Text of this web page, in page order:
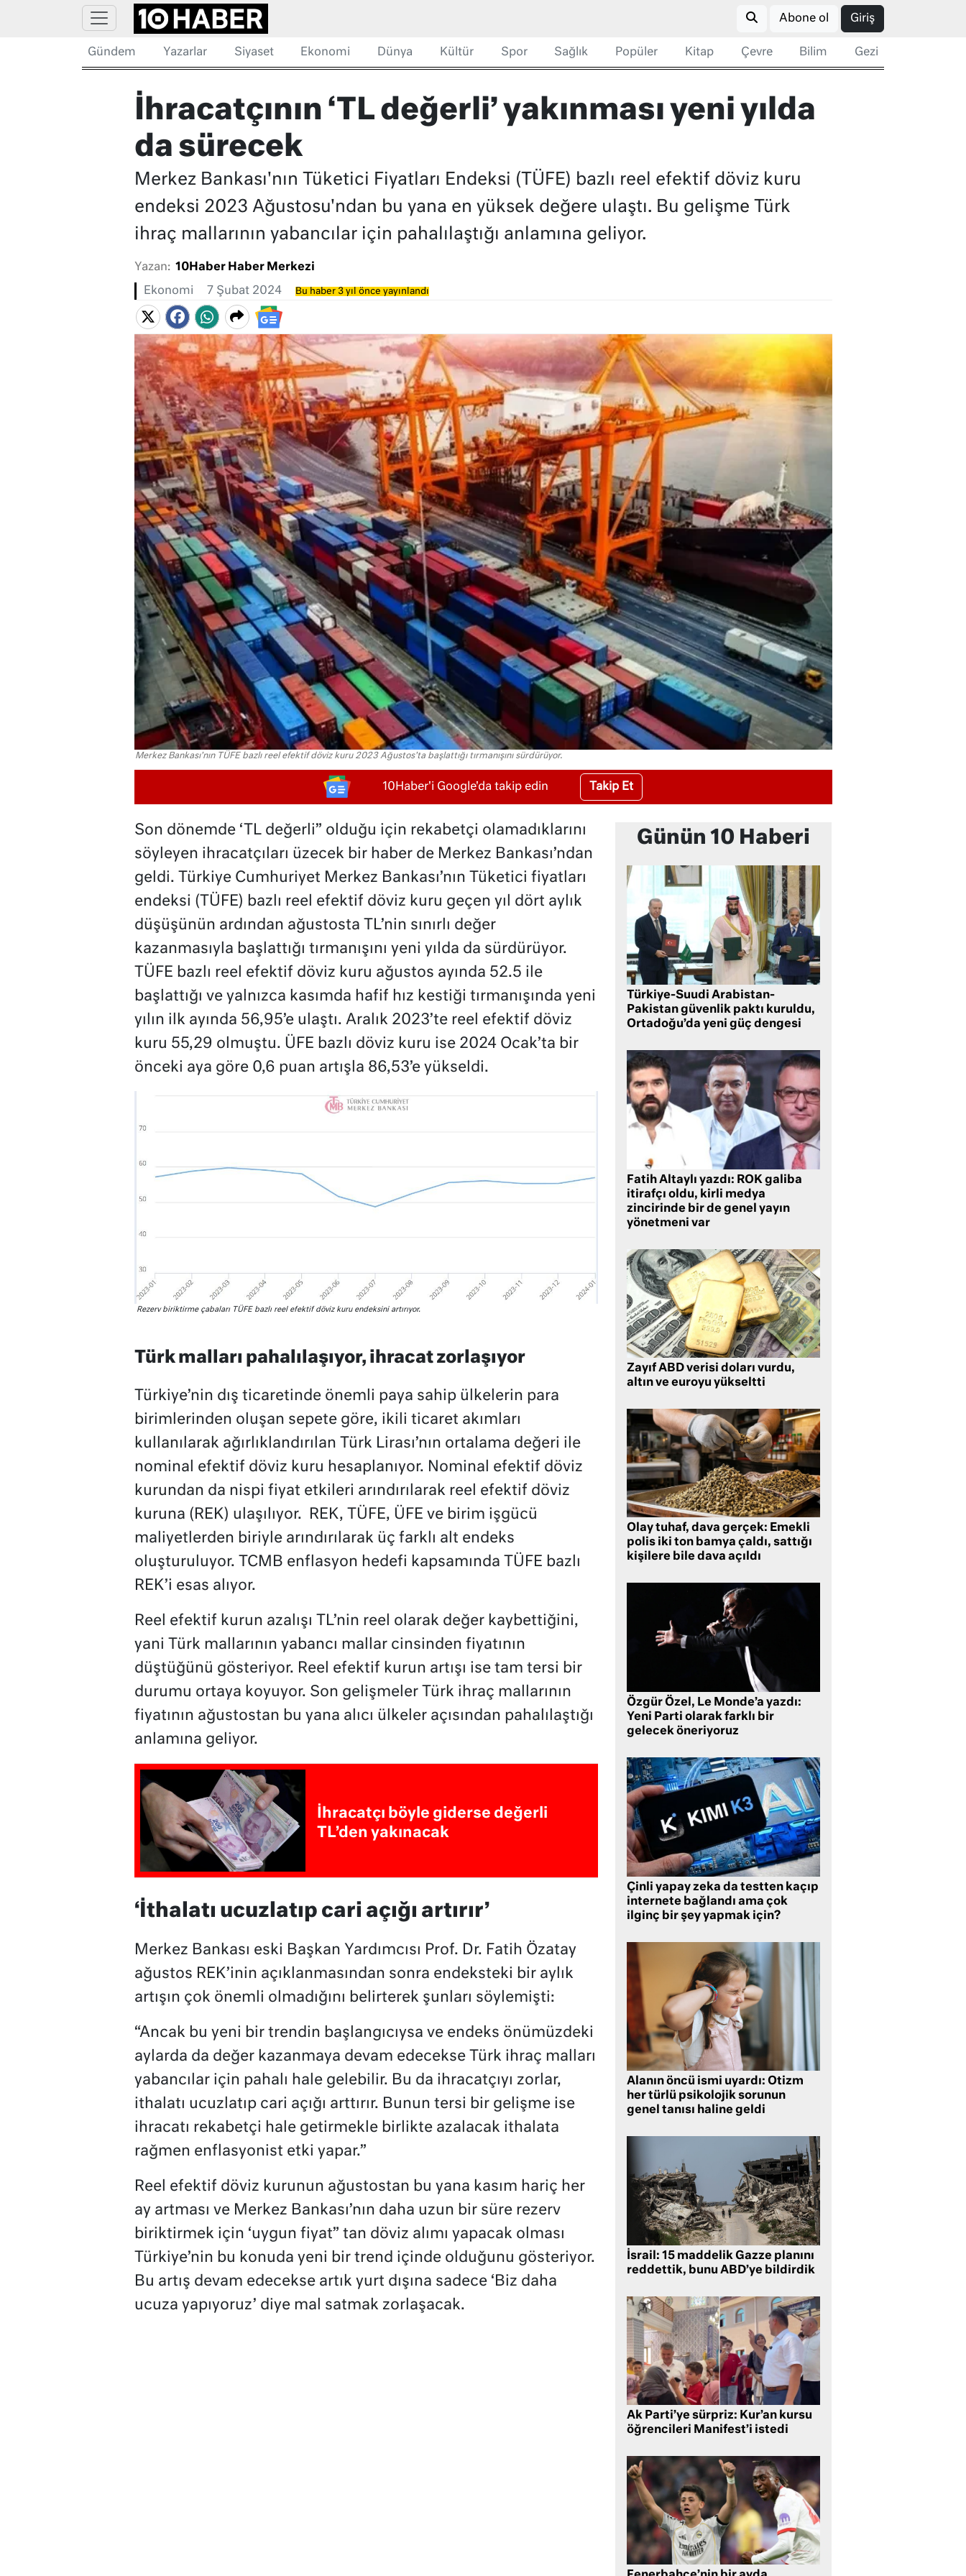
Abone ol Giriş
Gündem Yazarlar Siyaset Ekonomi Dünya Kültür Spor Sağlık Popüler Kitap Çevre Bilim Gezi
İhracatçının ‘TL değerli’ yakınması yeni yılda
da sürecek
Merkez Bankası'nın Tüketici Fiyatları Endeksi (TÜFE) bazlı reel efektif döviz kuru
endeksi 2023 Ağustosu'ndan bu yana en yüksek değere ulaştı. Bu gelişme Türk
ihraç mallarının yabancılar için pahalılaştığı anlamına geliyor.
Yazan: 10Haber Haber Merkezi
Ekonomi 7 Şubat 2024 Bu haber 3 yıl önce yayınlandı
Merkez Bankası'nın TÜFE bazlı reel efektif döviz kuru 2023 Ağustos'ta başlattığı tırmanışını sürdürüyor.
10Haber'i Google'da takip edin Takip Et
Son dönemde ‘TL değerli” olduğu için rekabetçi olamadıklarını
söyleyen ihracatçıları üzecek bir haber de Merkez Bankası’ndan
geldi. Türkiye Cumhuriyet Merkez Bankası’nın Tüketici fiyatları
endeksi (TÜFE) bazlı reel efektif döviz kuru geçen yıl dört aylık
düşüşünün ardından ağustosta TL’nin sınırlı değer
kazanmasıyla başlattığı tırmanışını yeni yılda da sürdürüyor.
TÜFE bazlı reel efektif döviz kuru ağustos ayında 52.5 ile
başlattığı ve yalnızca kasımda hafif hız kestiği tırmanışında yeni
yılın ilk ayında 56,95’e ulaştı. Aralık 2023’te reel efektif döviz
kuru 55,29 olmuştu. ÜFE bazlı döviz kuru ise 2024 Ocak’ta bir
önceki aya göre 0,6 puan artışla 86,53’e yükseldi.
Rezerv biriktirme çabaları TÜFE bazlı reel efektif döviz kuru endeksini artırıyor.
Türk malları pahalılaşıyor, ihracat zorlaşıyor
Türkiye’nin dış ticaretinde önemli paya sahip ülkelerin para
birimlerinden oluşan sepete göre, ikili ticaret akımları
kullanılarak ağırlıklandırılan Türk Lirası’nın ortalama değeri ile
nominal efektif döviz kuru hesaplanıyor. Nominal efektif döviz
kurundan da nispi fiyat etkileri arındırılarak reel efektif döviz
kuruna (REK) ulaşılıyor. REK, TÜFE, ÜFE ve birim işgücü
maliyetlerden biriyle arındırılarak üç farklı alt endeks
oluşturuluyor. TCMB enflasyon hedefi kapsamında TÜFE bazlı
REK’i esas alıyor.
Reel efektif kurun azalışı TL’nin reel olarak değer kaybettiğini,
yani Türk mallarının yabancı mallar cinsinden fiyatının
düştüğünü gösteriyor. Reel efektif kurun artışı ise tam tersi bir
durumu ortaya koyuyor. Son gelişmeler Türk ihraç mallarının
fiyatının ağustostan bu yana alıcı ülkeler açısından pahalılaştığı
anlamına geliyor.
İhracatçı böyle giderse değerli
TL’den yakınacak
‘İthalatı ucuzlatıp cari açığı artırır’
Merkez Bankası eski Başkan Yardımcısı Prof. Dr. Fatih Özatay
ağustos REK’inin açıklanmasından sonra endeksteki bir aylık
artışın çok önemli olmadığını belirterek şunları söylemişti:
“Ancak bu yeni bir trendin başlangıcıysa ve endeks önümüzdeki
aylarda da değer kazanmaya devam edecekse Türk ihraç malları
yabancılar için pahalı hale gelebilir. Bu da ihracatçıyı zorlar,
ithalatı ucuzlatıp cari açığı arttırır. Bunun tersi bir gelişme ise
ihracatı rekabetçi hale getirmekle birlikte azalacak ithalata
rağmen enflasyonist etki yapar.”
Reel efektif döviz kurunun ağustostan bu yana kasım hariç her
ay artması ve Merkez Bankası’nın daha uzun bir süre rezerv
biriktirmek için ‘uygun fiyat” tan döviz alımı yapacak olması
Türkiye’nin bu konuda yeni bir trend içinde olduğunu gösteriyor.
Bu artış devam edecekse artık yurt dışına sadece ‘Biz daha
ucuza yapıyoruz’ diye mal satmak zorlaşacak.
Günün 10 Haberi
Türkiye-Suudi Arabistan-
Pakistan güvenlik paktı kuruldu,
Ortadoğu’da yeni güç dengesi
Fatih Altaylı yazdı: ROK galiba
itirafçı oldu, kirli medya
zincirinde bir de genel yayın
yönetmeni var
Zayıf ABD verisi doları vurdu,
altın ve euroyu yükseltti
Olay tuhaf, dava gerçek: Emekli
polis iki ton bamya çaldı, sattığı
kişilere bile dava açıldı
Özgür Özel, Le Monde’a yazdı:
Yeni Parti olarak farklı bir
gelecek öneriyoruz
Çinli yapay zeka da testten kaçıp
internete bağlandı ama çok
ilginç bir şey yapmak için?
Alanın öncü ismi uyardı: Otizm
her türlü psikolojik sorunun
genel tanısı haline geldi
İsrail: 15 maddelik Gazze planını
reddettik, bunu ABD’ye bildirdik
Ak Parti’ye sürpriz: Kur’an kursu
öğrencileri Manifest’i istedi